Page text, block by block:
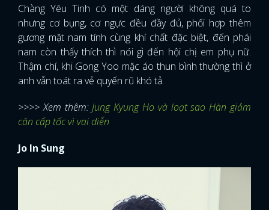
Chàng Yêu Tinh có một dáng người không quá to
nhưng cơ bụng, cơ ngực đều đầy đủ, phối hợp thêm
gương mặt nam tính cùng khí chất đặc biệt, đến phái
nam còn thấy thích thì nói gì đến hội chị em phụ nữ.
Thậm chí, khi Gong Yoo mặc áo thun bình thường thì ở
anh vẫn toát ra vẻ quyến rũ khó tả.
>>>> Xem thêm:Jung Kyung Ho và loạt sao Hàn giảm
cân cấp tốc vì vai diễn
Jo In Sung